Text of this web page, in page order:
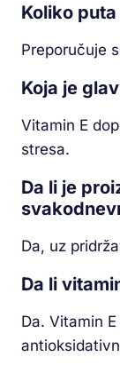
Koliko
Preporučuje
Koja je
Vitamin E
stresa.
Da li je
Da, uz
Da li
Da. Vitamin